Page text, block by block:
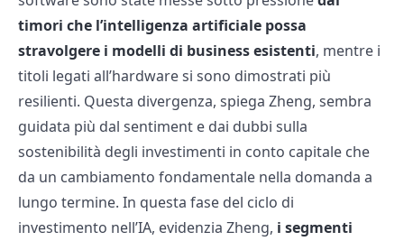
timori che l’intelligenza artificiale possa
stravolgere i modelli di business esistenti, mentre i
titoli legati all’hardware si sono dimostrati più
resilienti. Questa divergenza, spiega Zheng, sembra
guidata più dal sentiment e dai dubbi sulla
sostenibilità degli investimenti in conto capitale che
da un cambiamento fondamentale nella domanda a
lungo termine. In questa fase del ciclo di
investimento nell’IA, evidenzia Zheng, i segmenti